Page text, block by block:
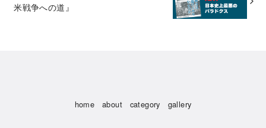
米戦争への道』
home about category gallery